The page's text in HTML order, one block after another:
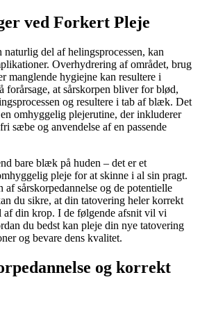
ved Forkert Pleje
naturlig del af helingsprocessen, kan
Overhydrering af området, brug
manglende hygiejne kan resultere i
forårsage, at sårskorpen bliver for blød,
og resultere i tab af blæk. Det
omhyggelig plejerutine, der inkluderer
sæbe og anvendelse af en passende
bare blæk på huden – det er et
pleje for at skinne i al sin pragt.
af sårskorpedannelse og de potentielle
du sikre, at din tatovering heler korrekt
af din krop. I de følgende afsnit vil vi
du bedst kan pleje din nye tatovering
og bevare dens kvalitet.
og korrekt